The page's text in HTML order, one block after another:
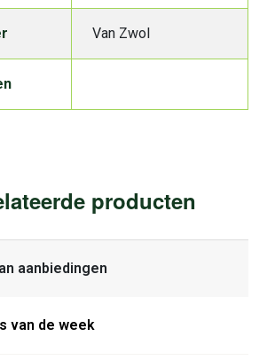
Van Zwol
producten
aanbiedingen
van de week